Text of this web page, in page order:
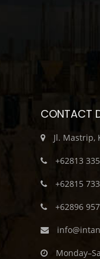
CONTACT
Jl. Mastrip,
+62813
+62815
+62896